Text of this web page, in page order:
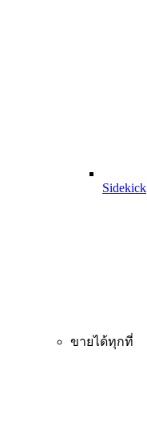
Sidekick
ขายได้ทุกที่